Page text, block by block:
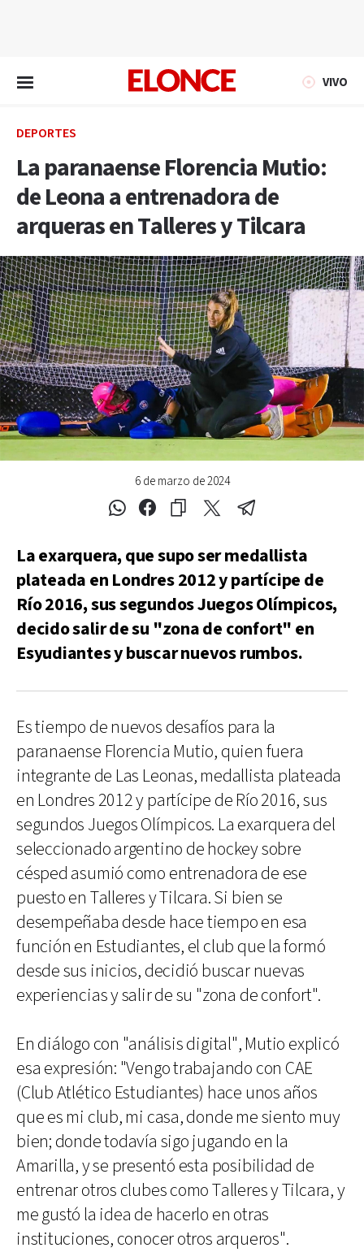
VIVO
DEPORTES
La paranaense Florencia Mutio:
de Leona a entrenadora de
arqueras en Talleres y Tilcara
6 de marzo de 2024
La exarquera, que supo ser medallista
plateada en Londres 2012 y partícipe de
Río 2016, sus segundos Juegos Olímpicos,
decido salir de su "zona de confort" en
Esyudiantes y buscar nuevos rumbos.
Es tiempo de nuevos desafíos para la
paranaense Florencia Mutio, quien fuera
integrante de Las Leonas, medallista plateada
en Londres 2012 y partícipe de Río 2016, sus
segundos Juegos Olímpicos. La exarquera del
seleccionado argentino de hockey sobre
césped asumió como entrenadora de ese
puesto en Talleres y Tilcara. Si bien se
desempeñaba desde hace tiempo en esa
función en Estudiantes, el club que la formó
desde sus inicios, decidió buscar nuevas
experiencias y salir de su "zona de confort".
En diálogo con "análisis digital", Mutio explicó
esa expresión: "Vengo trabajando con CAE
(Club Atlético Estudiantes) hace unos años
que es mi club, mi casa, donde me siento muy
bien; donde todavía sigo jugando en la
Amarilla, y se presentó esta posibilidad de
entrenar otros clubes como Talleres y Tilcara, y
me gustó la idea de hacerlo en otras
instituciones, conocer otros arqueros".